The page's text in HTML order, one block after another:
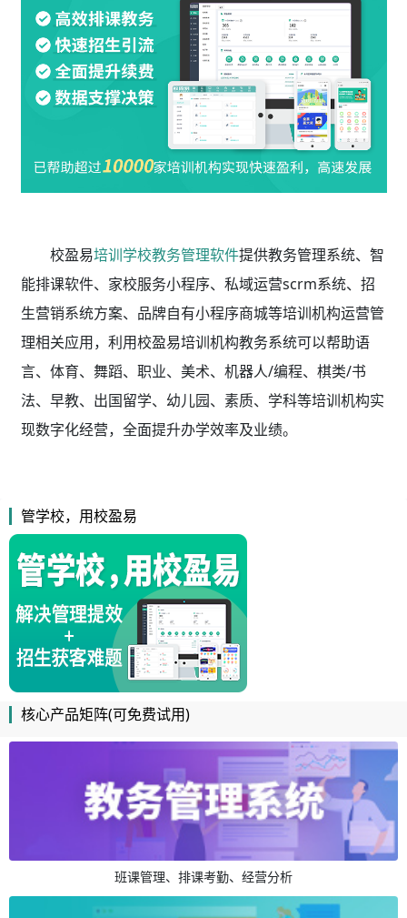
校盈易培训学校教务管理软件提供教务管理系统、智
能排课软件、家校服务小程序、私域运营scrm系统、招
生营销系统方案、品牌自有小程序商城等培训机构运营管
理相关应用，利用校盈易培训机构教务系统可以帮助语
言、体育、舞蹈、职业、美术、机器人/编程、棋类/书
法、早教、出国留学、幼儿园、素质、学科等培训机构实
现数字化经营，全面提升办学效率及业绩。
管学校，用校盈易
核心产品矩阵(可免费试用)
班课管理、排课考勤、经营分析